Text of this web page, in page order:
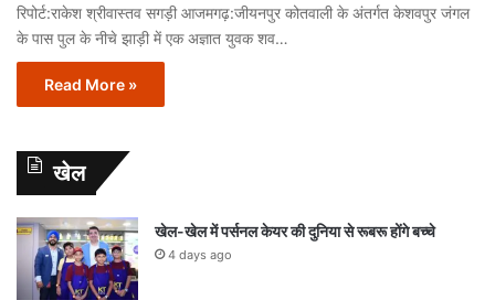
रिपोर्ट:राकेश श्रीवास्तव सगड़ी आजमगढ़:जीयनपुर कोतवाली के अंतर्गत केशवपुर जंगल
के पास पुल के नीचे झाड़ी में एक अज्ञात युवक शव…
Read More »
खेल
खेल-खेल में पर्सनल केयर की दुनिया से रूबरू होंगे बच्चे
4 days ago